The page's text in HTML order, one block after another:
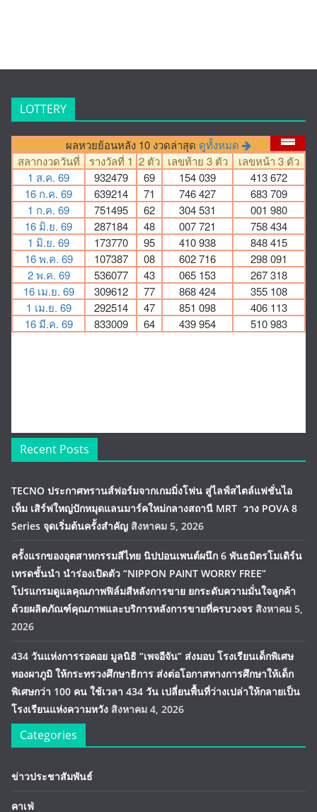
LOTTERY
Recent Posts
TECNO ประกาศทรานส์ฟอร์มจากเกมมิ่งโฟน สู่ไลฟ์สไตล์แฟชั่นไอ
เท็ม เสิร์ฟใหญ่ปักหมุดแลนมาร์คใหม่กลางสถานี MRT วาง POVA 8
Series จุดเริ่มต้นครั้งสำคัญ สิงหาคม 5, 2026
ครั้งแรกของอุตสาหกรรมสีไทย นิปปอนเพนต์ผนึก 6 พันธมิตรโมเดิร์น
เทรดชั้นนำ นำร่องเปิดตัว “NIPPON PAINT WORRY FREE”
โปรแกรมดูแลคุณภาพฟิล์มสีหลังการขาย ยกระดับความมั่นใจลูกค้า
ด้วยผลิตภัณฑ์คุณภาพและบริการหลังการขายที่ครบวงจร สิงหาคม 5,
2026
434 วันแห่งการรอคอย มูลนิธิ “เพจอีจัน” ส่งมอบ โรงเรียนเด็กพิเศษ
ทองผาภูมิ ให้กระทรวงศึกษาธิการ ส่งต่อโอกาสทางการศึกษาให้เด็ก
พิเศษกว่า 100 คน ใช้เวลา 434 วัน เปลี่ยนพื้นที่ว่างเปล่าให้กลายเป็น
โรงเรียนแห่งความหวัง สิงหาคม 4, 2026
Categories
ข่าวประชาสัมพันธ์
คาเฟ่